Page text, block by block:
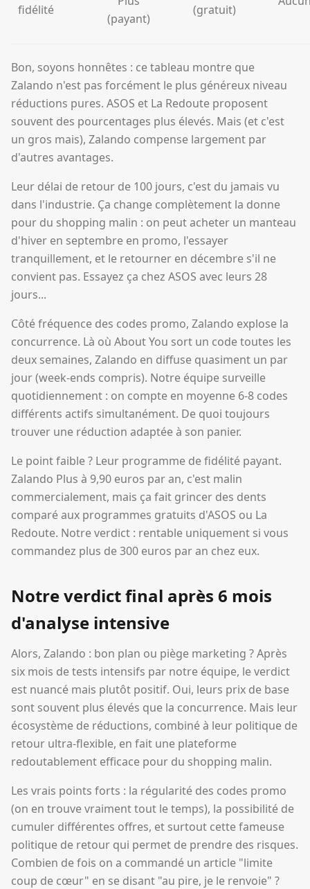
fidélité
(payant)
(gratuit)
Bon, soyons honnêtes : ce tableau montre que
Zalando n'est pas forcément le plus généreux niveau
réductions pures. ASOS et La Redoute proposent
souvent des pourcentages plus élevés. Mais (et c'est
un gros mais), Zalando compense largement par
d'autres avantages.
Leur délai de retour de 100 jours, c'est du jamais vu
dans l'industrie. Ça change complètement la donne
pour du shopping malin : on peut acheter un manteau
d'hiver en septembre en promo, l'essayer
tranquillement, et le retourner en décembre s'il ne
convient pas. Essayez ça chez ASOS avec leurs 28
jours...
Côté fréquence des codes promo, Zalando explose la
concurrence. Là où About You sort un code toutes les
deux semaines, Zalando en diffuse quasiment un par
jour (week-ends compris). Notre équipe surveille
quotidiennement : on compte en moyenne 6-8 codes
différents actifs simultanément. De quoi toujours
trouver une réduction adaptée à son panier.
Le point faible ? Leur programme de fidélité payant.
Zalando Plus à 9,90 euros par an, c'est malin
commercialement, mais ça fait grincer des dents
comparé aux programmes gratuits d'ASOS ou La
Redoute. Notre verdict : rentable uniquement si vous
commandez plus de 300 euros par an chez eux.
Notre verdict final après 6 mois
d'analyse intensive
Alors, Zalando : bon plan ou piège marketing ? Après
six mois de tests intensifs par notre équipe, le verdict
est nuancé mais plutôt positif. Oui, leurs prix de base
sont souvent plus élevés que la concurrence. Mais leur
écosystème de réductions, combiné à leur politique de
retour ultra-flexible, en fait une plateforme
redoutablement efficace pour du shopping malin.
Les vrais points forts : la régularité des codes promo
(on en trouve vraiment tout le temps), la possibilité de
cumuler différentes offres, et surtout cette fameuse
politique de retour qui permet de prendre des risques.
Combien de fois on a commandé un article "limite
coup de cœur" en se disant "au pire, je le renvoie" ?